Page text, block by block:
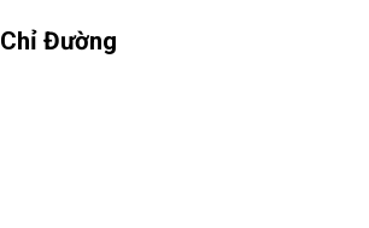
Chỉ Đường